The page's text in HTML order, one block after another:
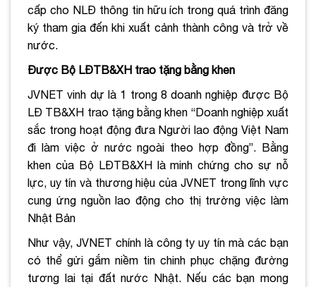
cấp cho NLĐ thông tin hữu ích trong quá trình đăng
ký tham gia đến khi xuất cảnh thành công và trở về
nước.
Được Bộ LĐTB&XH trao tặng bằng khen
JVNET vinh dự là 1 trong 8 doanh nghiệp được Bộ
LĐ TB&XH trao tặng bằng khen “Doanh nghiệp xuất
sắc trong hoạt động đưa Người lao động Việt Nam
đi làm việc ở nước ngoài theo hợp đồng”. Bằng
khen của Bộ LĐTB&XH là minh chứng cho sự nỗ
lực, uy tín và thương hiệu của JVNET trong lĩnh vực
cung ứng nguồn lao động cho thị trường việc làm
Nhật Bản
Như vậy, JVNET chính là công ty uy tín mà các bạn
có thể gửi gắm niềm tin chinh phục chặng đường
tương lai tại đất nước Nhật. Nếu các bạn mong